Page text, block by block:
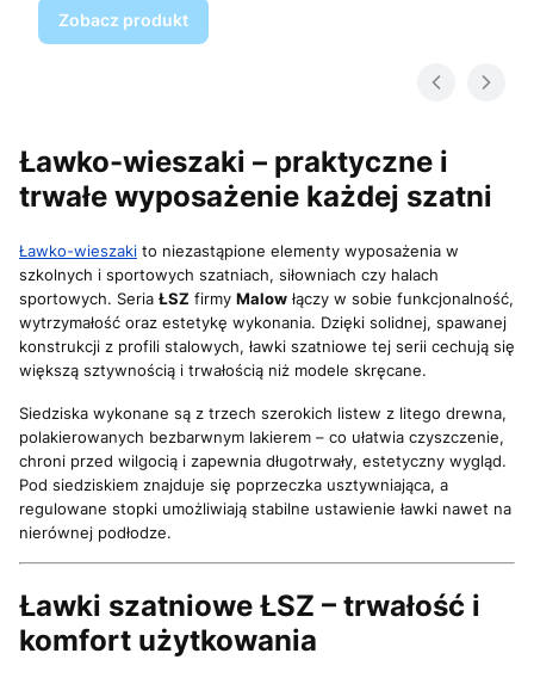
Zobacz produkt
Ławko-wieszaki – praktyczne i
trwałe wyposażenie każdej szatni
Ławko-wieszaki to niezastąpione elementy wyposażenia w
szkolnych i sportowych szatniach, siłowniach czy halach
sportowych. Seria ŁSZ firmy Malow łączy w sobie funkcjonalność,
wytrzymałość oraz estetykę wykonania. Dzięki solidnej, spawanej
konstrukcji z profili stalowych, ławki szatniowe tej serii cechują się
większą sztywnością i trwałością niż modele skręcane.
Siedziska wykonane są z trzech szerokich listew z litego drewna,
polakierowanych bezbarwnym lakierem – co ułatwia czyszczenie,
chroni przed wilgocią i zapewnia długotrwały, estetyczny wygląd.
Pod siedziskiem znajduje się poprzeczka usztywniająca, a
regulowane stopki umożliwiają stabilne ustawienie ławki nawet na
nierównej podłodze.
Ławki szatniowe ŁSZ – trwałość i
komfort użytkowania